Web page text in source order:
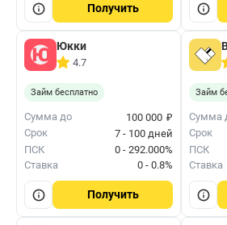
Получить
Юкки
4.7
Займ бесплатно
Сумма до 100 000 ₽
Срок
7 - 100 дней
ПСК
0 - 292.000%
Ставка
0 - 0.8%
Получить
Займ
Сумма
Срок
ПСК
Ставка